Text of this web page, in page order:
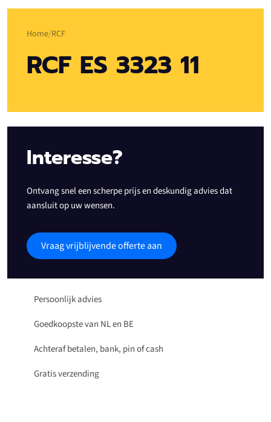
Home RCF
RCF ES 3323 11
Interesse?
Ontvang snel een scherpe prijs en deskundig advies dat
aansluit op uw wensen.
Vraag vrijblijvende offerte aan
Persoonlijk advies
Goedkoopste van NL en BE
Achteraf betalen, bank, pin of cash
Gratis verzending